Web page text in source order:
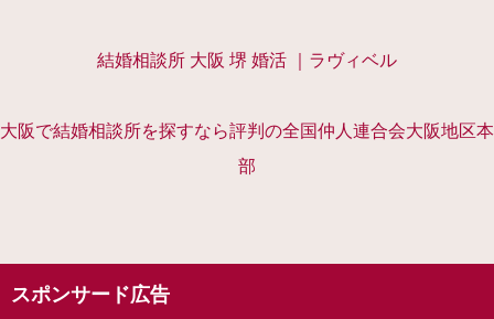
結婚相談所 大阪 堺 婚活 ｜ラヴィベル
大阪で結婚相談所を探すなら評判の全国仲人連合会大阪地区本
部
スポンサード広告